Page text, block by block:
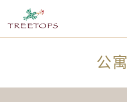
公寓